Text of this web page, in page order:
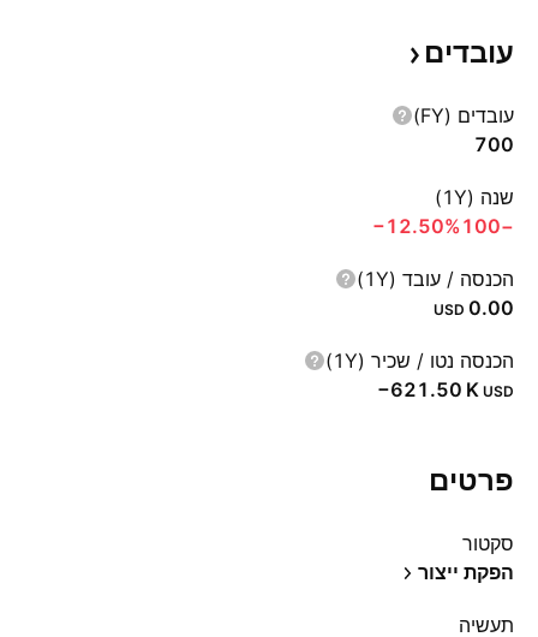
עובדים
עובדים (FY)
700
שנה (1Y)
−100
‪−12.50%‬
הכנסה / עובד (1Y)
0.00
USD
הכנסה נטו / שכיר (1Y)
‪−621.50 K‬ USD
פרטים
סקטור
הפקת ייצור
תעשיה